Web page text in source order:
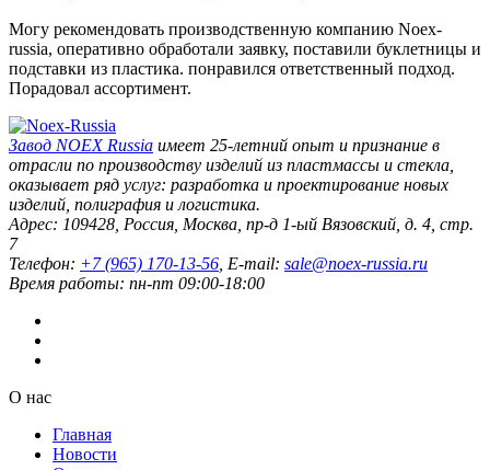
Могу рекомендовать производственную компанию Noex-
russia, оперативно обработали заявку, поставили буклетницы и
подставки из пластика. понравился ответственный подход.
Порадовал ассортимент.
Завод NOEX Russia имеет 25-летний опыт и признание в
отрасли по производству изделий из пластмассы и стекла,
оказывает ряд услуг: разработка и проектирование новых
изделий, полиграфия и логистика.
Адрес: 109428, Россия, Москва, пр-д 1-ый Вязовский, д. 4, стр.
7
Телефон: +7 (965) 170-13-56, E-mail: sale@noex-russia.ru
Время работы: пн-пт 09:00-18:00
О нас
Главная
Новости